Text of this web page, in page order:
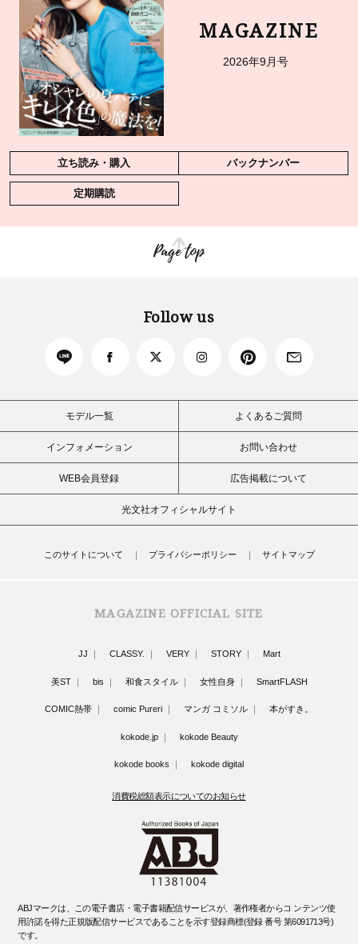
MAGAZINE
2026年9月号
立ち読み・購入 バックナンバー
定期購読
Page top
Follow us
モデル一覧 よくあるご質問
インフォメーション お問い合わせ
WEB会員登録 広告掲載について
光文社オフィシャルサイト
このサイトについて プライバシーポリシー サイトマップ
MAGAZINE OFFICIAL SITE
JJ CLASSY. VERY STORY Mart
美ST bis 和食スタイル 女性自身 SmartFLASH
COMIC熱帯 comic Pureri マンガ コミソル 本がすき。
kokode.jp kokode Beauty
kokode books kokode digital
消費税総額表示についてのお知らせ
ABJマークは、この電子書店・電子書籍配信サービスが、著作権者からコ ンテンツ使
用許諾を得た正規版配信サービスであることを示す登録商標(登録 番号 第6091713号)
です。